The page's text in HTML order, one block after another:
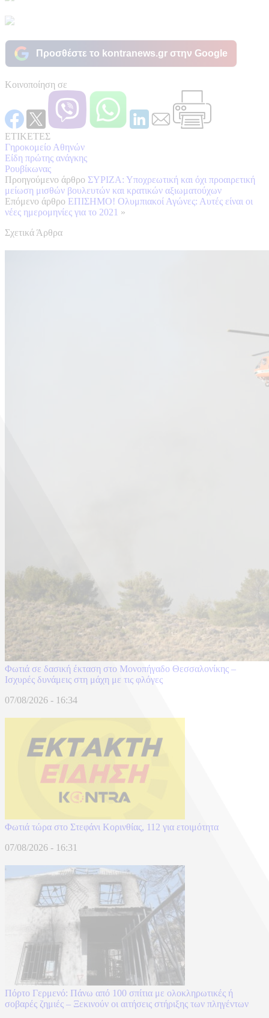
Προσθέστε το kontranews.gr στην Google
Κοινοποίηση σε
ΕΤΙΚΕΤΕΣ
Γηροκομείο Αθηνών
Είδη πρώτης ανάγκης
Ρουβίκωνας
Προηγούμενο άρθρο ΣΥΡΙΖΑ: Υποχρεωτική και όχι προαιρετική
μείωση μισθών βουλευτών και κρατικών αξιωματούχων
Επόμενο άρθρο ΕΠΙΣΗΜΟ! Ολυμπιακοί Αγώνες: Αυτές είναι οι
νέες ημερομηνίες για το 2021 »
Σχετικά Άρθρα
Φωτιά σε δασική έκταση στο Μονοπήγαδο Θεσσαλονίκης –
Ισχυρές δυνάμεις στη μάχη με τις φλόγες
07/08/2026 - 16:34
Φωτιά τώρα στο Στεφάνι Κορινθίας, 112 για ετοιμότητα
07/08/2026 - 16:31
Πόρτο Γερμενό: Πάνω από 100 σπίτια με ολοκληρωτικές ή
σοβαρές ζημιές – Ξεκινούν οι αιτήσεις στήριξης των πληγέντων